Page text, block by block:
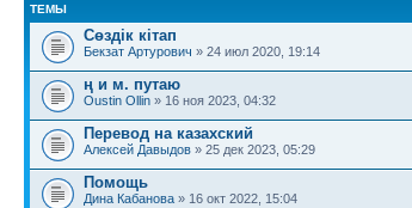
ТЕМЫ
Сөздік кітап
Бекзат Артурович » 24 июл 2020, 19:14
ң и м. путаю
Oustin Ollin » 16 ноя 2023, 04:32
Перевод на казахский
Алексей Давыдов » 25 дек 2023, 05:29
Помощь
Дина Кабанова » 16 окт 2022, 15:04